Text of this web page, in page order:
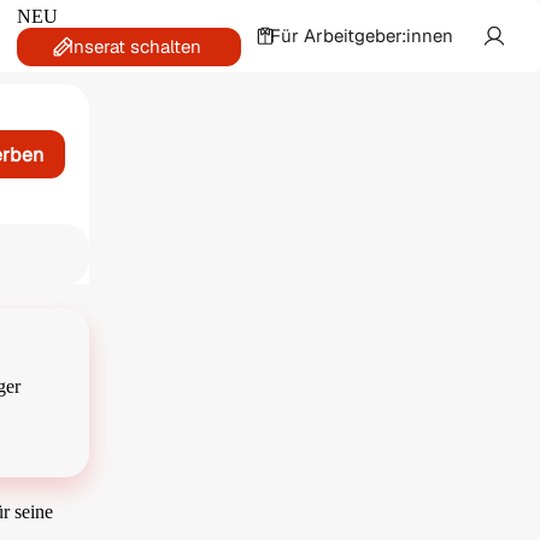
NEU
Inserat schalten Für Arbeitgeber:innen
seine